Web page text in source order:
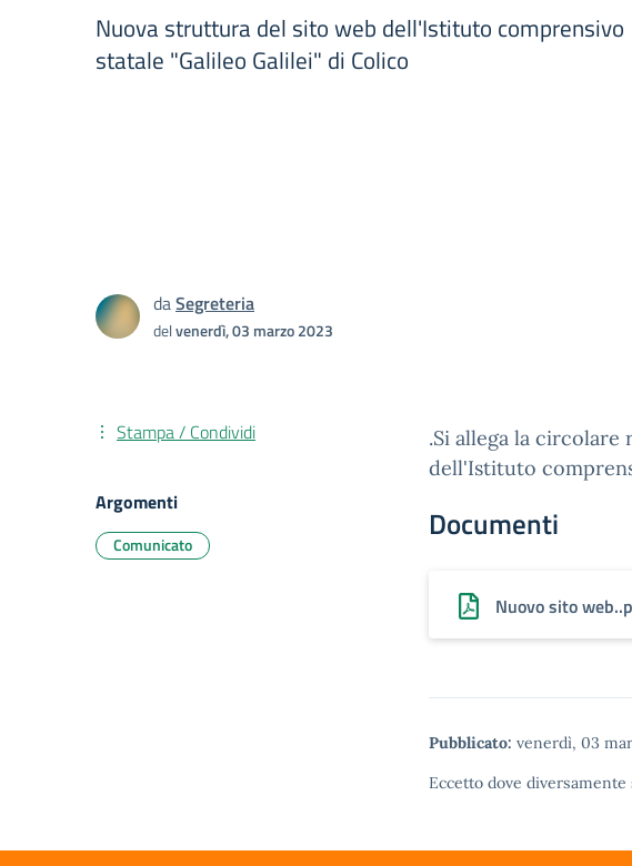
Nuova struttura del sito web dell'Istituto comprensivo
statale "Galileo Galilei" di Colico
daSegreteria
delvenerdì, 03 marzo 2023
.Si allega la
dell'Istituto
Documenti
Nuovo sito
Pubblicato: venerdì, 03
Eccetto dove
Stampa / Condividi
Argomenti
Comunicato